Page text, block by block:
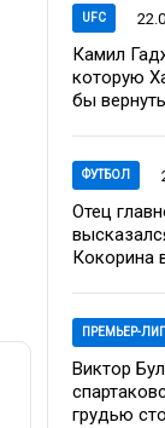
UFC
Камил
которую
бы
ФУТБОЛ
Отец
Кокорина
ПРЕМЬЕР-
Виктор
грудью